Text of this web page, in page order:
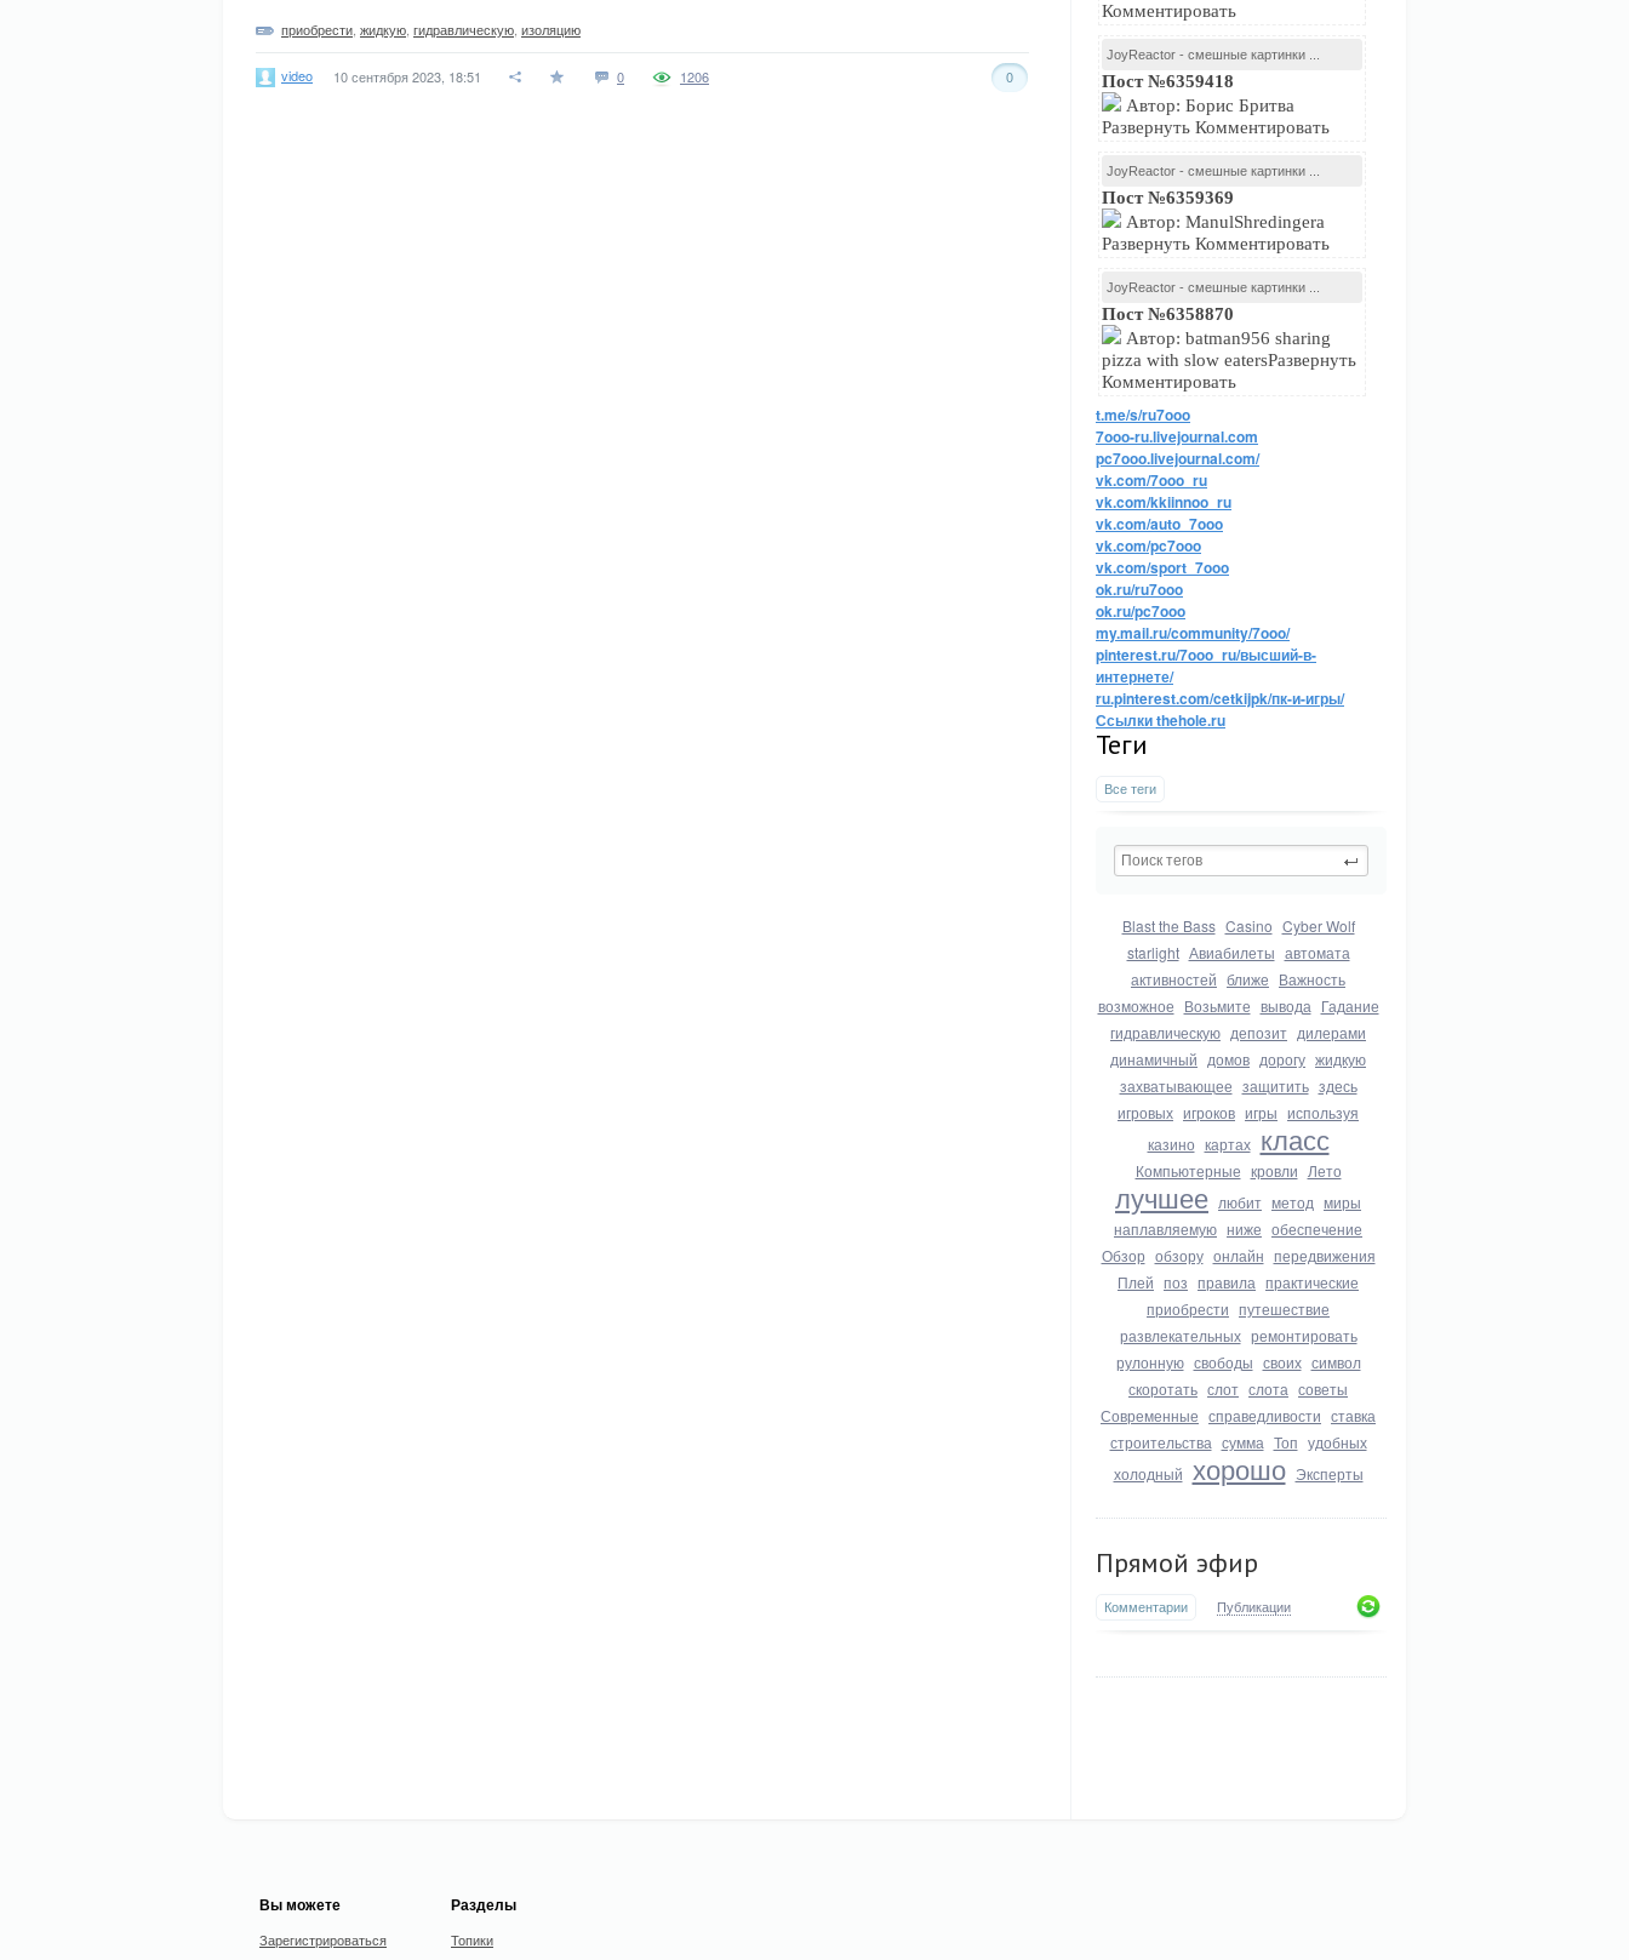
Комментировать
JoyReactor - смешные картинки ...
Пост №6359418
Автор: Борис Бритва
Развернуть Комментировать
JoyReactor - смешные картинки ...
Пост №6359369
Автор: ManulShredingera
Развернуть Комментировать
JoyReactor - смешные картинки ...
Пост №6358870
Автор: batman956 sharing
pizza with slow eatersРазвернуть
Комментировать
t.me/s/ru7ooo
7ooo-ru.livejournal.com
pc7ooo.livejournal.com/
vk.com/7ooo_ru
vk.com/kkiinnoo_ru
vk.com/auto_7ooo
vk.com/pc7ooo
vk.com/sport_7ooo
ok.ru/ru7ooo
ok.ru/pc7ooo
my.mail.ru/community/7ooo/
pinterest.ru/7ooo_ru/высший-в-
интернете/
ru.pinterest.com/cetkijpk/пк-и-игры/
Ссылки thehole.ru
Теги
Все теги
Blast the Bass Casino Cyber Wolf
starlight Авиабилеты автомата
активностей ближе Важность
возможное Возьмите вывода Гадание
гидравлическую депозит дилерами
динамичный домов дорогу жидкую
захватывающее защитить здесь
игровых игроков игры используя
казино картах класс
Компьютерные кровли Лето
лучшее любит метод миры
наплавляемую ниже обеспечение
Обзор обзору онлайн передвижения
Плей поз правила практические
приобрести путешествие
развлекательных ремонтировать
рулонную свободы своих символ
скоротать слот слота советы
Современные справедливости ставка
строительства сумма Топ удобных
холодный хорошо Эксперты
Прямой эфир
Комментарии Публикации
приобрести жидкую гидравлическую изоляцию
video 10 сентября 2023, 18:51 0 0
1206
Вы можете
Зарегистрироваться
Разделы
Топики